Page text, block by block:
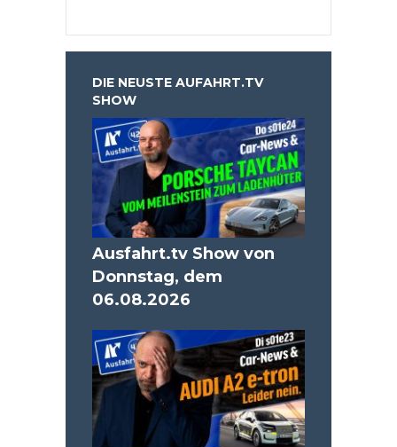
DIE NEUSTE AUFAHRT.TV
SHOW
Ausfahrt.tv Show von
Donnstag, dem
06.08.2026